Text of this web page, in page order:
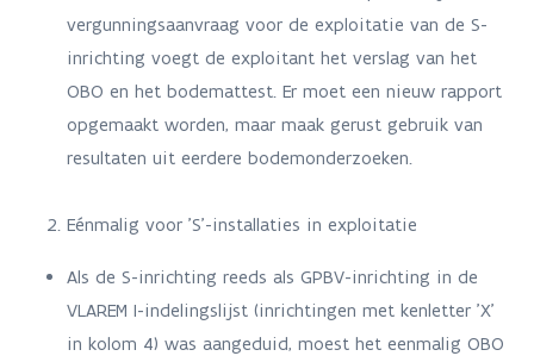
vergunningsaanvraag voor de exploitatie van de S-
inrichting voegt de exploitant het verslag van het
OBO en het bodemattest. Er moet een nieuw rapport
opgemaakt worden, maar maak gerust gebruik van
resultaten uit eerdere bodemonderzoeken.
Eénmalig voor 'S'-installaties in exploitatie
Als de S-inrichting reeds als GPBV-inrichting in de
VLAREM I-indelingslijst (inrichtingen met kenletter 'X'
in kolom 4) was aangeduid, moest het eenmalig OBO